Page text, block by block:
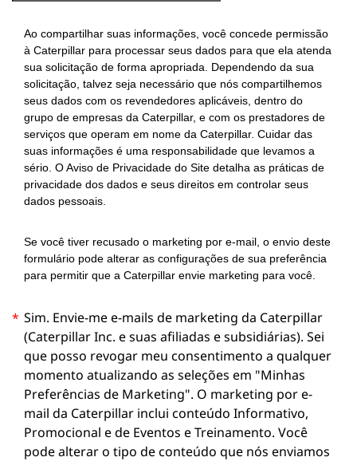
Ao compartilhar suas informações, você concede permissão
à Caterpillar para processar seus dados para que ela atenda
sua solicitação de forma apropriada. Dependendo da sua
solicitação, talvez seja necessário que nós compartilhemos
seus dados com os revendedores aplicáveis, dentro do
grupo de empresas da Caterpillar, e com os prestadores de
serviços que operam em nome da Caterpillar. Cuidar das
suas informações é uma responsabilidade que levamos a
sério. O Aviso de Privacidade do Site detalha as práticas de
privacidade dos dados e seus direitos em controlar seus
dados pessoais.
Se você tiver recusado o marketing por e-mail, o envio deste
formulário pode alterar as configurações de sua preferência
para permitir que a Caterpillar envie marketing para você.
Sim. Envie-me e-mails de marketing da Caterpillar
(Caterpillar Inc. e suas afiliadas e subsidiárias). Sei
que posso revogar meu consentimento a qualquer
momento atualizando as seleções em "Minhas
Preferências de Marketing". O marketing por e-
mail da Caterpillar inclui conteúdo Informativo,
Promocional e de Eventos e Treinamento. Você
pode alterar o tipo de conteúdo que nós enviamos
*